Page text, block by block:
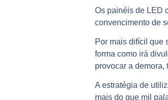
Os painéis de LED
convencimento de
Por mais difícil que
forma como irá
provocar a demora,
A estratégia de
mais do que mil